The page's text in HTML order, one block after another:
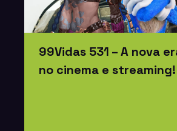
99Vidas 531 – A nova
no cinema e streaming!